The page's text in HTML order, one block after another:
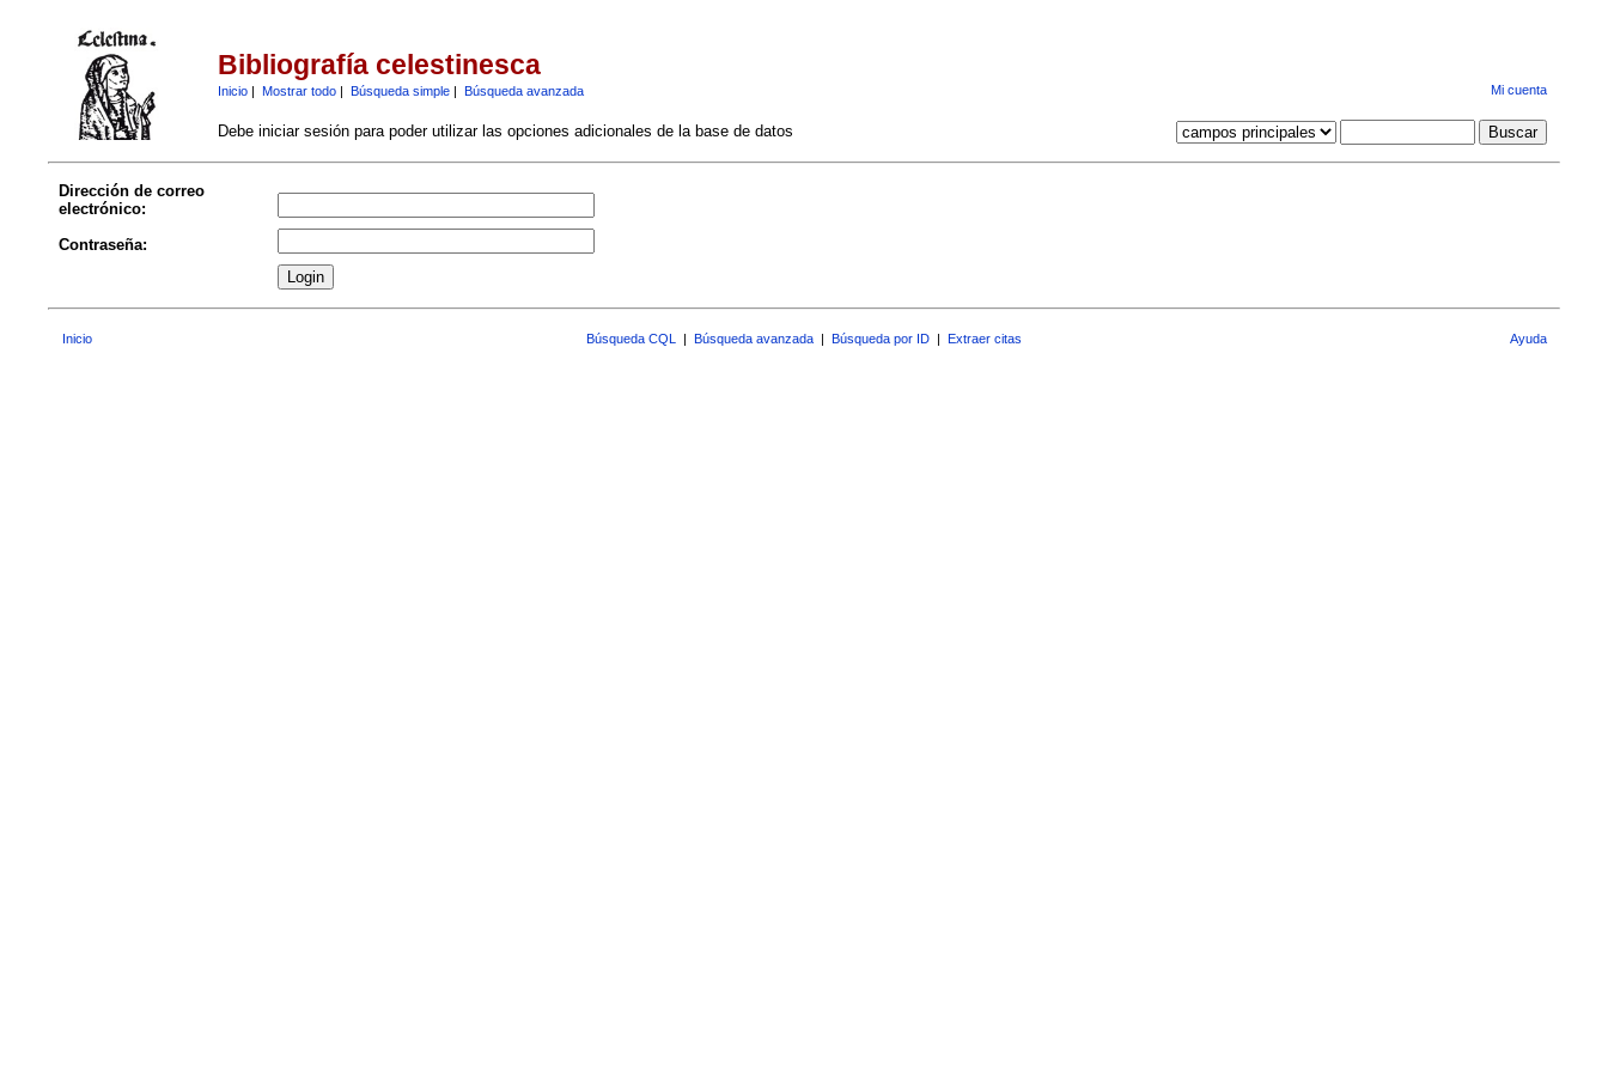
Bibliografía celestinesca
Inicio| Mostrar todo| Búsqueda simple| Búsqueda avanzada Mi cuenta
Debe iniciar sesión para poder utilizar las opciones adicionales de la base de datos
Dirección de correo
electrónico:
Contraseña:
Inicio Búsqueda CQL | Búsqueda avanzada | Búsqueda por ID | Extraer citas Ayuda